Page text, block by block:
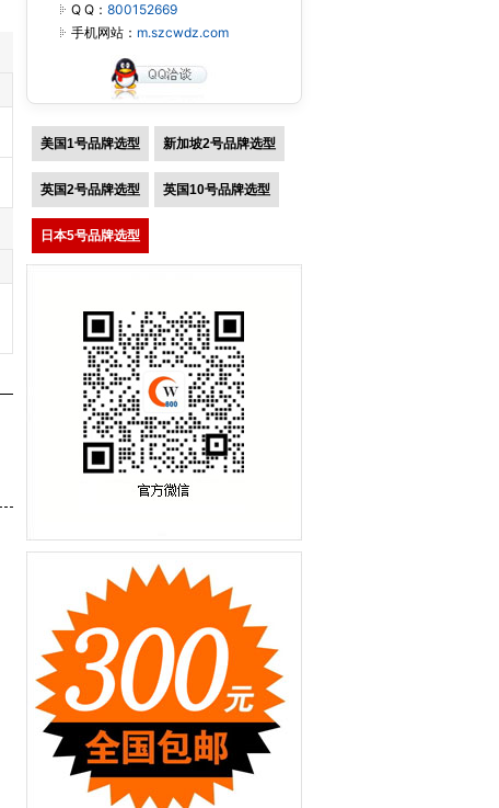
Q Q： 800152669
手机网站： m.szcwdz.com
美国1号品牌选型 新加坡2号品牌选型
英国2号品牌选型 英国10号品牌选型
日本5号品牌选型